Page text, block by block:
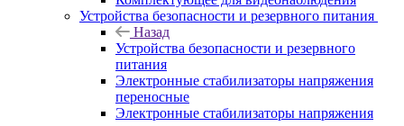
Устройства безопасности и резервного питания
Назад
Устройства безопасности и резервного
питания
Электронные стабилизаторы напряжения
переносные
Электронные стабилизаторы напряжения